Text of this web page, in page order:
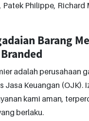
Patek Philippe, Richard
Barang
adalah perusahaan
Jasa Keuangan (OJK).
kami aman,
berlaku.